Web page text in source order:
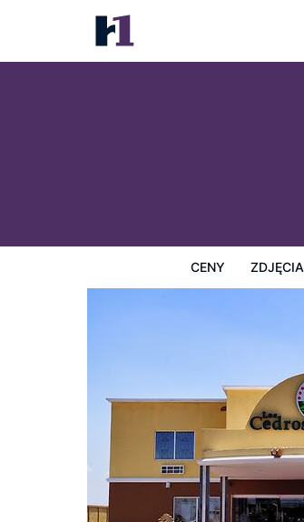
CENY ZDJĘCIA
Los Cedros Hotel Inn Torreon
Ceny Zdjęcia